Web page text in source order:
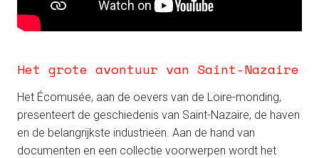
Het grote avontuur van Saint-Nazaire
Het Écomusée, aan de oevers van de Loire-monding,
presenteert de geschiedenis van Saint-Nazaire, de haven
en de belangrijkste industrieën. Aan de hand van
documenten en een collectie voorwerpen wordt het